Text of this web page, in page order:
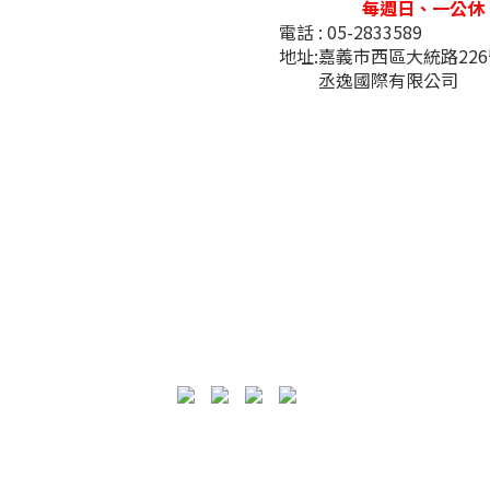
每週日、一公休
電話 : 05-2833589
地址:嘉義市西區大統路
丞逸國際有限公司